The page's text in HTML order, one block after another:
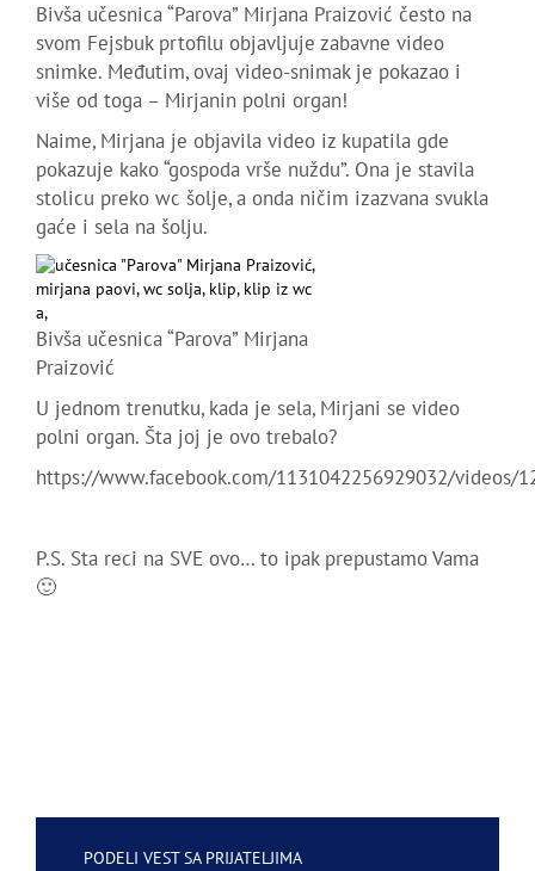
Bivša učesnica “Parova” Mirjana Praizović često na
svom Fejsbuk prtofilu objavljuje zabavne video
snimke. Međutim, ovaj video-snimak je pokazao i
više od toga – Mirjanin polni organ!
Naime, Mirjana je objavila video iz kupatila gde
pokazuje kako “gospoda vrše nuždu”. Ona je stavila
stolicu preko wc šolje, a onda ničim izazvana svukla
gaće i sela na šolju.
Bivša učesnica “Parova” Mirjana
Praizović
U jednom trenutku, kada je sela, Mirjani se video
polni organ. Šta joj je ovo trebalo?
https://www.facebook.com/1131042256929032/videos/
P.S. Sta reci na SVE ovo… to ipak prepustamo Vama
🙂
PODELI VEST SA PRIJATELJIMA